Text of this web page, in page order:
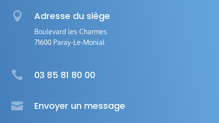
 Adresse du siège
Boulevard les Charmes
71600 Paray-Le-Monial
 03 85 81 80 00
 Envoyer un message